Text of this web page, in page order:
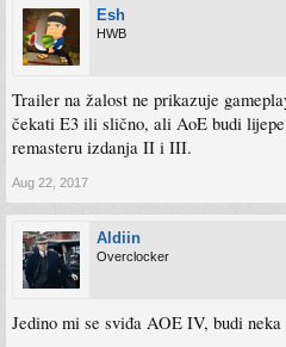
Esh
HWB
Trailer na žalost ne prikazuje
čekati E3 ili slično, ali AoE budi
remasteru izdanja II i III.
Aug 22, 2017
Aldiin
Overclocker
Jedino mi se sviđa AOE IV, budi